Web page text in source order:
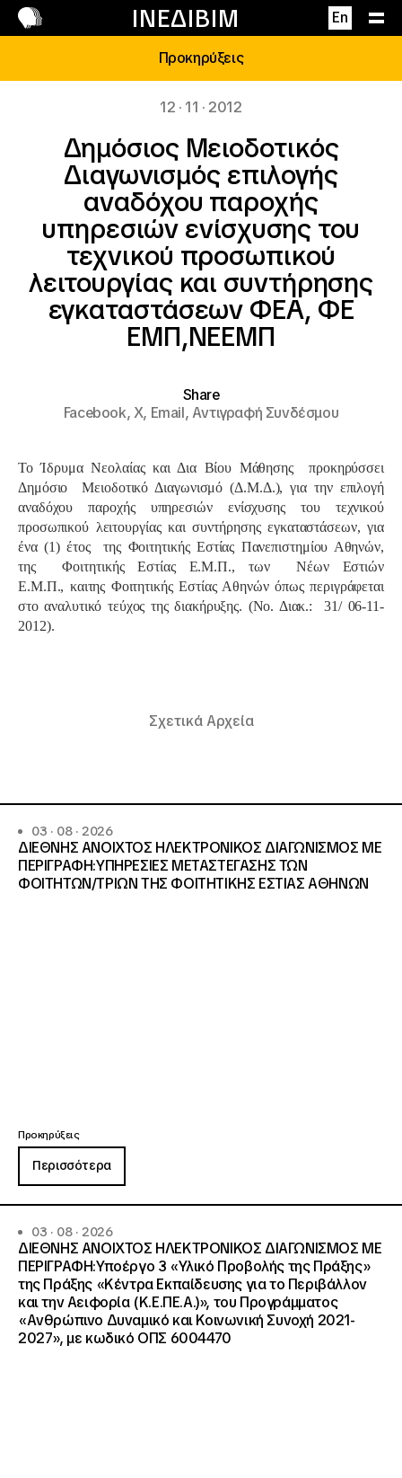
ΙΝΕΔΙΒΙΜ En
Επικοινωνία
Προκηρύξεις
12 · 11 · 2012
Δημόσιος Μειοδοτικός
Διαγωνισμός επιλογής
αναδόχου παροχής
υπηρεσιών ενίσχυσης του
τεχνικού προσωπικού
λειτουργίας και συντήρησης
εγκαταστάσεων ΦΕΑ, ΦΕ
ΕΜΠ,ΝΕΕΜΠ
Share
Facebook,X, Email,Αντιγραφή Συνδέσμου
Το Ίδρυμα Νεολαίας και Δια Βίου Μάθησης προκηρύσσει
Δημόσιο Μειοδοτικό Διαγωνισμό (Δ.Μ.Δ.), για την επιλογή
αναδόχου παροχής υπηρεσιών ενίσχυσης του τεχνικού
προσωπικού λειτουργίας και συντήρησης εγκαταστάσεων, για
ένα (1) έτος της Φοιτητικής Εστίας Πανεπιστημίου Αθηνών,
της Φοιτητικής Εστίας Ε.Μ.Π., των Νέων Εστιών
Ε.Μ.Π., καιτης Φοιτητικής Εστίας Αθηνών όπως περιγράφεται
στο αναλυτικό τεύχος της διακήρυξης. (Νο. Διακ.: 31/ 06-11-
2012).
Σχετικά Αρχεία
03 · 08 · 2026
ΔΙΕΘΝΗΣ ΑΝΟΙΧΤΟΣ ΗΛΕΚΤΡΟΝΙΚΟΣ ΔΙΑΓΩΝΙΣΜΟΣ ΜΕ
ΠΕΡΙΓΡΑΦΗ:ΥΠΗΡΕΣΙΕΣ METAΣΤΕΓΑΣΗΣ ΤΩΝ
ΦΟΙΤΗΤΩΝ/ΤΡΙΩΝ ΤΗΣ ΦΟΙΤΗΤΙΚΗΣ ΕΣΤΙΑΣ ΑΘΗΝΩΝ
Προκηρύξεις
Περισσότερα
03 · 08 · 2026
ΔΙΕΘΝΗΣ ΑΝΟΙΧΤΟΣ ΗΛΕΚΤΡΟΝΙΚΟΣ ΔΙΑΓΩΝΙΣΜΟΣ ΜΕ
ΠΕΡΙΓΡΑΦΗ:Υποέργο 3 «Υλικό Προβολής της Πράξης»
της Πράξης «Κέντρα Εκπαίδευσης για το Περιβάλλον
και την Αειφορία (Κ.Ε.ΠΕ.Α.)», του Προγράμματος
«Ανθρώπινο Δυναμικό και Κοινωνική Συνοχή 2021-
2027», με κωδικό ΟΠΣ 6004470